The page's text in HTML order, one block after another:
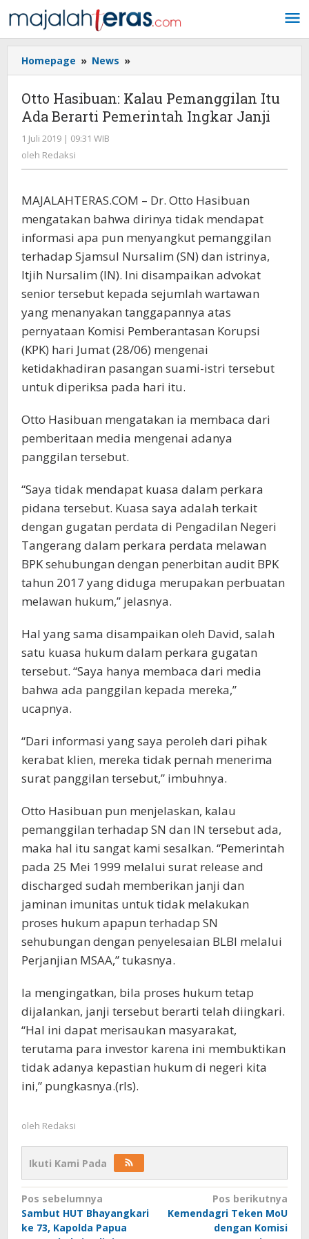
ke
konten
Homepage » News »
Hasibuan:
Kalau
Pemanggilan
Itu
Otto Hasibuan: Kalau Pemanggilan Itu
Ada Berarti Pemerintah Ingkar Janji
1 Juli 2019 | 09:31 WIB
oleh Redaksi
MAJALAHTERAS.COM – Dr. Otto Hasibuan
mengatakan bahwa dirinya tidak mendapat
informasi apa pun menyangkut pemanggilan
terhadap Sjamsul Nursalim (SN) dan istrinya,
Itjih Nursalim (IN). Ini disampaikan advokat
senior tersebut kepada sejumlah wartawan
yang menanyakan tanggapannya atas
pernyataan Komisi Pemberantasan Korupsi
(KPK) hari Jumat (28/06) mengenai
ketidakhadiran pasangan suami-istri tersebut
untuk diperiksa pada hari itu.
Otto Hasibuan mengatakan ia membaca dari
pemberitaan media mengenai adanya
panggilan tersebut.
“Saya tidak mendapat kuasa dalam perkara
pidana tersebut. Kuasa saya adalah terkait
dengan gugatan perdata di Pengadilan Negeri
Tangerang dalam perkara perdata melawan
BPK sehubungan dengan penerbitan audit BPK
tahun 2017 yang diduga merupakan perbuatan
melawan hukum,” jelasnya.
Hal yang sama disampaikan oleh David, salah
satu kuasa hukum dalam perkara gugatan
tersebut. “Saya hanya membaca dari media
bahwa ada panggilan kepada mereka,”
ucapnya.
“Dari informasi yang saya peroleh dari pihak
kerabat klien, mereka tidak pernah menerima
surat panggilan tersebut,” imbuhnya.
Otto Hasibuan pun menjelaskan, kalau
pemanggilan terhadap SN dan IN tersebut ada,
maka hal itu sangat kami sesalkan. “Pemerintah
pada 25 Mei 1999 melalui surat release and
discharged sudah memberikan janji dan
jaminan imunitas untuk tidak melakukan
proses hukum apapun terhadap SN
sehubungan dengan penyelesaian BLBI melalui
Perjanjian MSAA,” tukasnya.
Ia mengingatkan, bila proses hukum tetap
dijalankan, janji tersebut berarti telah diingkari.
“Hal ini dapat merisaukan masyarakat,
terutama para investor karena ini membuktikan
tidak adanya kepastian hukum di negeri kita
ini,” pungkasnya.(rls).
oleh Redaksi
Ikuti Kami Pada
Navigasi
pos
Pos sebelumnya
Sambut HUT Bhayangkari
ke 73, Kapolda Papua
Pos berikutnya
Kemendagri Teken MoU
dengan Komisi